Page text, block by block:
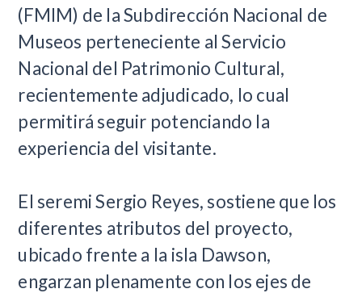
(FMIM) de la Subdirección Nacional de
Museos perteneciente al Servicio
Nacional del Patrimonio Cultural,
recientemente adjudicado, lo cual
permitirá seguir potenciando la
experiencia del visitante.
El seremi Sergio Reyes, sostiene que los
diferentes atributos del proyecto,
ubicado frente a la isla Dawson,
engarzan plenamente con los ejes de